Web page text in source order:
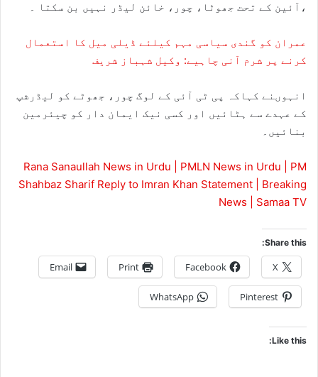
،آئین کے تحت جھوٹا، چور، خائن لیڈر نہیں بن سکتا ۔
عمران کو گندی سیاسی مہم کیلئے ڈیلی میل کا استعمال
کرنے پر شرم آنی چاہیے: وکیل شہباز شریف
انہوںنے کہاکہ پی ٹی آئی کے لوگ چور، جھوٹے کو لیڈرشپ
کے عہدے سے ہٹائیں اور کسی نیک ایمان دار کو چیئرمین
بنائیں۔
Rana Sanaullah News in Urdu | PMLN News in Urdu | PM
Shahbaz Sharif Reply to Imran Khan Statement | Breaking
News | Samaa TV
Share this:
X
Facebook
Print
Email
Pinterest
WhatsApp
Like this: